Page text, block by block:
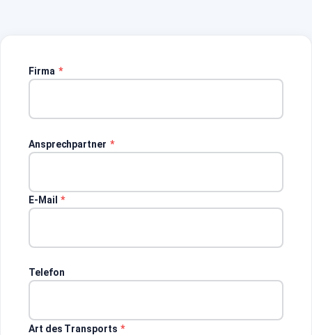
Firma *
Ansprechpartner *
E-Mail *
Telefon
Art des Transports *